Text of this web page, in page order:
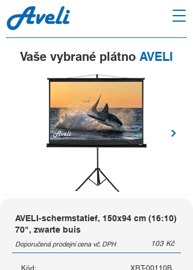
Vaše vybrané plátno AVELI
AVELI-schermstatief, 150x94 cm (16:10)
70", zwarte buis
Doporučená prodejní cena vč. DPH 103 Kč
Kód: XRT-00110B